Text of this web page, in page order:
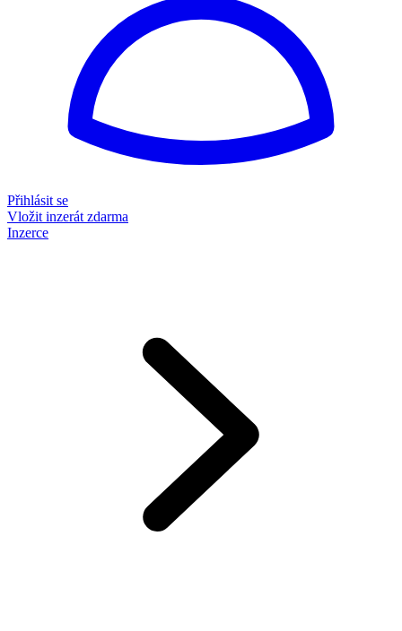
Přihlásit se
Vložit inzerát zdarma
Inzerce